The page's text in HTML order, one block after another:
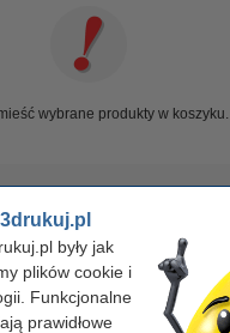
były jak
plików cookie i
Funkcjonalne
prawidłowe
wybrane produkty w koszyku.
500 zł
klientów